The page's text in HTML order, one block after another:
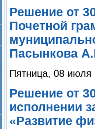
Решение от
Почетной
Пасынкова
Пятница, 08 июля
Решение от
исполнении
«Развитие